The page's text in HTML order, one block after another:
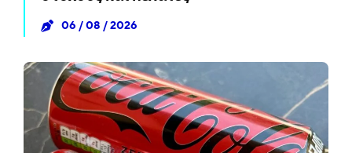
06 / 08 / 2026